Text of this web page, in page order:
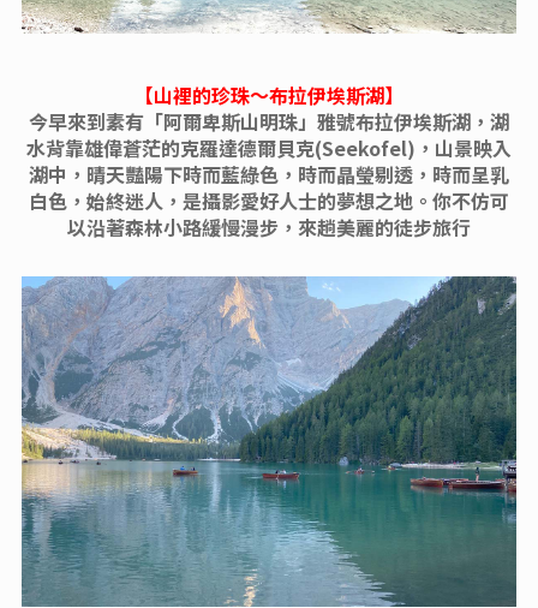
【山裡的珍珠〜布拉伊埃斯湖】
今早來到素有「阿爾卑斯山明珠」雅號布拉伊埃斯湖，湖
水背靠雄偉蒼茫的克羅達德爾貝克(Seekofel)，山景映入
湖中，晴天豔陽下時而藍綠色，時而晶瑩剔透，時而呈乳
白色，始終迷人，是攝影愛好人士的夢想之地。你不仿可
以沿著森林小路緩慢漫步，來趟美麗的徒步旅行